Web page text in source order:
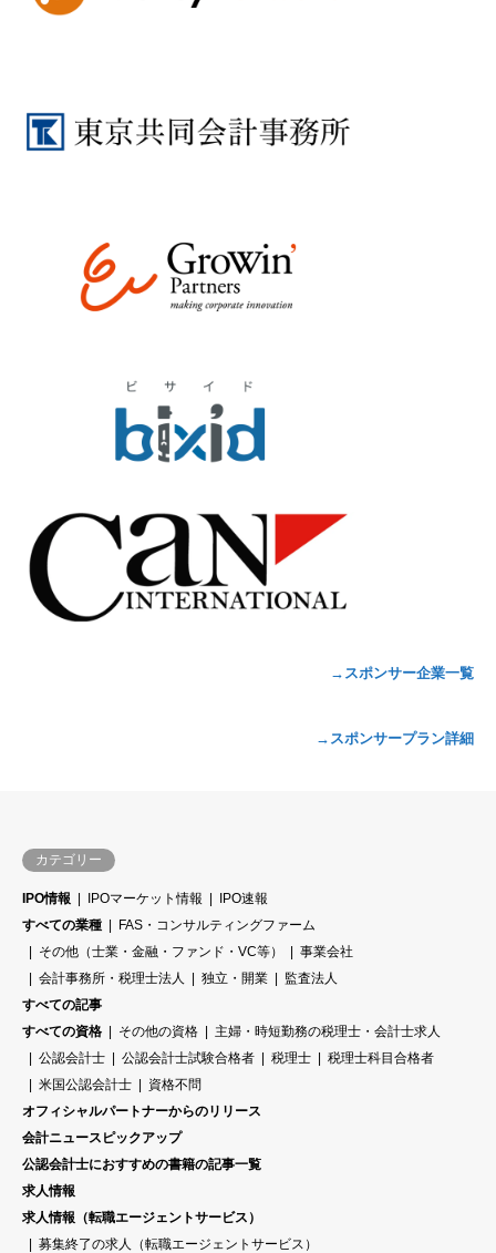
→スポンサー企業一覧
→スポンサープラン詳細
カテゴリー
IPO情報 IPOマーケット情報
IPO速報
すべての業種
FAS・コンサルティングファーム
その他（士業・金融・ファンド・VC等）
事業会社
会計事務所・税理士法人
独立・開業
監査法人
すべての記事
すべての資格
その他の資格
主婦・時短勤務の税理士・会計士求人
公認会計士
公認会計士試験合格者 税理士
税理士科目合格者
米国公認会計士
資格不問
オフィシャルパートナーからのリリース
会計ニュースピックアップ
公認会計士におすすめの書籍の記事一覧
求人情報
求人情報（転職エージェントサービス）
募集終了の求人（転職エージェントサービス）